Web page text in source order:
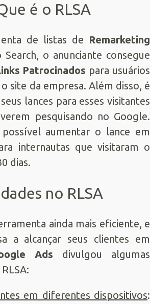
é o RLSA
de listas de Remarketing
Search, o anunciante consegue
Patrocinados para usuários
o site da empresa. Além disso, é
lances para esses visitantes
pesquisando no Google.
aumentar o lance em
internautas que visitaram o
dias.
no RLSA
ainda mais eficiente, e
a alcançar seus clientes em
Ads divulgou algumas
em diferentes dispositivos: